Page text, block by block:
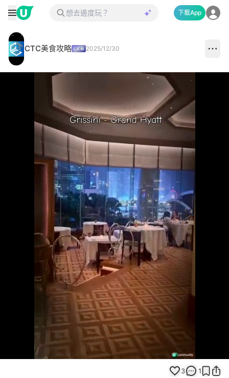
下載App
CTC美食攻略 2025/12/30
Loaded
100.00%
3 1